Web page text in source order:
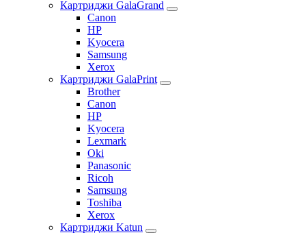
Картриджи GalaGrand
Canon
HP
Kyocera
Samsung
Xerox
Картриджи GalaPrint
Brother
Canon
HP
Kyocera
Lexmark
Oki
Panasonic
Ricoh
Samsung
Toshiba
Xerox
Картриджи Katun